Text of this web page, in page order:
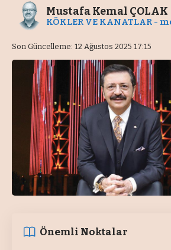
Son Güncelleme: 12 Ağustos 2025 17:15
Mustafa Kemal ÇOLAK
KÖKLER VE KANATLAR -
Önemli Noktalar